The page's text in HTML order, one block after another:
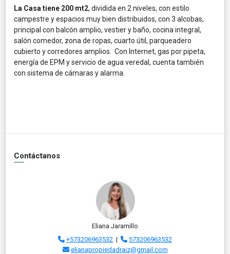
La Casa tiene 200 mt2, dividida en 2 niveles, con estilo
campestre y espacios muy bien distribuidos, con 3 alcobas,
principal con balcón amplio, vestier y baño, cocina integral,
salón comedor, zona de ropas, cuarto útil, parqueadero
cubierto y corredores amplios. Con Internet, gas por pipeta,
energía de EPM y servicio de agua veredal, cuenta también
con sistema de cámaras y alarma.
Contáctanos
Eliana Jaramillo
+573206963532 |
573206963532
elianapropiedadraiz@gmail.com